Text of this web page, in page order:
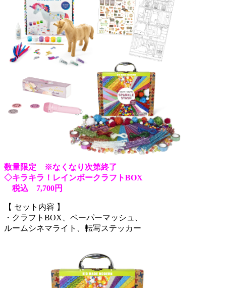
数量限定 ※なくなり次第終了
◇キラキラ！レインボークラフトBOX
税込 7,700円
【 セット内容 】
・クラフトBOX、ペーパーマッシュ、
ルームシネマライト、転写ステッカー